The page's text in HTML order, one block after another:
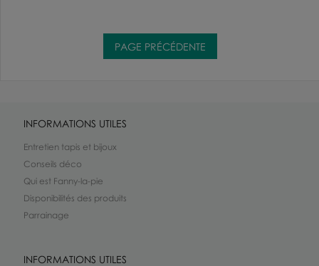
INFORMATIONS UTILES
Entretien tapis et bijoux
Conseils déco
Qui est Fanny-la-pie
Disponibilités des produits
Parrainage
INFORMATIONS UTILES